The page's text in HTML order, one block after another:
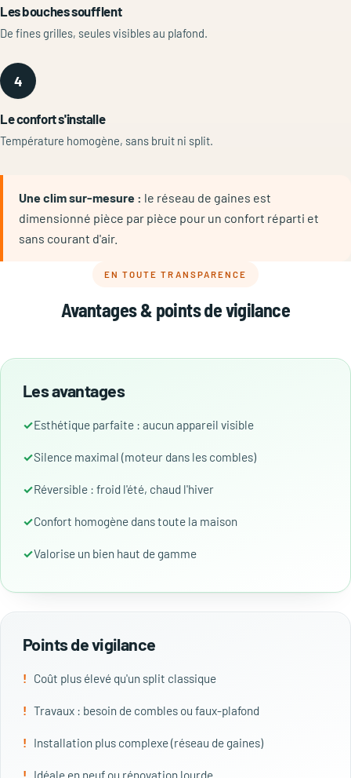
Les bouches soufflent
De fines grilles, seules visibles au plafond.
4
Le confort s'installe
Température homogène, sans bruit ni split.
Une clim sur-mesure : le réseau de gaines est
dimensionné pièce par pièce pour un confort réparti et
sans courant d'air.
EN TOUTE TRANSPARENCE
Avantages & points de vigilance
Les avantages
Esthétique parfaite : aucun appareil visible
Silence maximal (moteur dans les combles)
Réversible : froid l'été, chaud l'hiver
Confort homogène dans toute la maison
Valorise un bien haut de gamme
Points de vigilance
Coût plus élevé qu'un split classique
Travaux : besoin de combles ou faux-plafond
Installation plus complexe (réseau de gaines)
Idéale en neuf ou rénovation lourde